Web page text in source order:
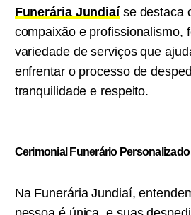
Funerária Jundiaíse destaca
compaixão e profissionalismo,
variedade de serviços que
enfrentar o processo de
tranquilidade e respeito.
Cerimonial Funerário Personalizado
Na Funerária Jundiaí,